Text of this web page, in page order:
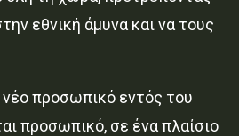
εθνική άμυνα και να τους
νέο προσωπικό εντός του
προσωπικό, σε ένα πλαίσιο